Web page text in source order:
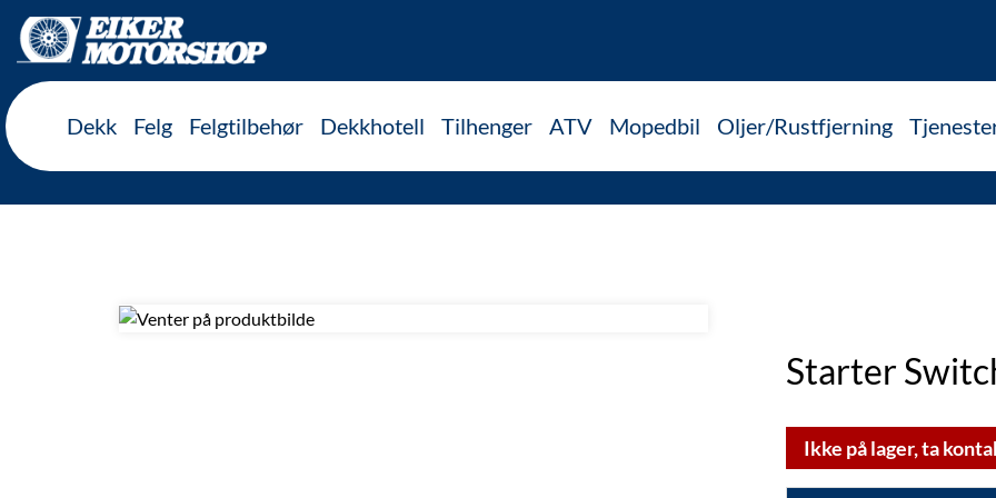
Dekk Felg Felgtilbehør Dekkhotell Tilhenger ATV Mopedbil Oljer/Rustfjerning
Starter
Ikke på lager, ta
Inkl. mva